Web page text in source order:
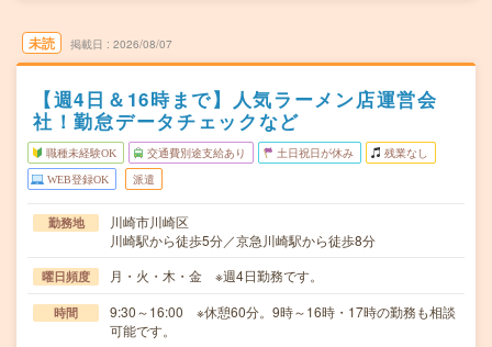
未読 掲載日 2026/08/07
【週4日＆16時まで】人気ラーメン店運営会
社！勤怠データチェックなど
職種未経験OK 交通費別途支給あり 土日祝日が休み 残業なし
WEB登録OK 派遣
勤務地
川崎市川崎区
川崎駅から徒歩5分／京急川崎駅から徒歩8分
曜日頻度 月・火・木・金 ※週4日勤務です。
時間
9:30～16:00 ※休憩60分。9時～16時・17時の勤務も相談
可能です。